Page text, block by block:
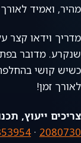
מהיר, ואמיד
מדריך וידאו קצר
שנקרע. מדובר
כשיש קושי
לאורך זמן!
צריכים ייעוץ,
2080730
·